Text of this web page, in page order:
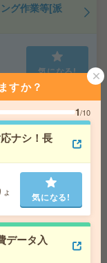
グ作業等[派
気になる!
の事務！@網
気になる!
[派遣]
すか？
1/10
ナシ！長
気になる!
データ入